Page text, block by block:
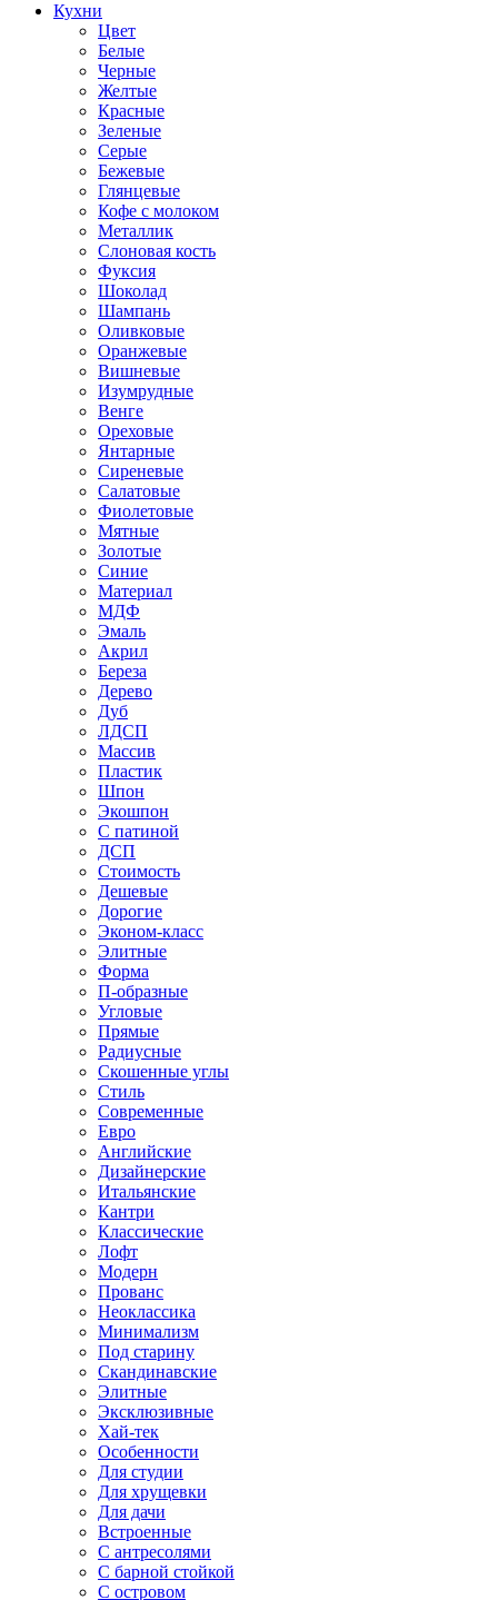
Кухни
Цвет
Белые
Черные
Желтые
Красные
Зеленые
Серые
Бежевые
Глянцевые
Кофе с молоком
Металлик
Слоновая кость
Фуксия
Шоколад
Шампань
Оливковые
Оранжевые
Вишневые
Изумрудные
Венге
Ореховые
Янтарные
Сиреневые
Салатовые
Фиолетовые
Мятные
Золотые
Синие
Материал
МДФ
Эмаль
Акрил
Береза
Дерево
Дуб
ЛДСП
Массив
Пластик
Шпон
Экошпон
С патиной
ДСП
Стоимость
Дешевые
Дорогие
Эконом-класс
Элитные
Форма
П-образные
Угловые
Прямые
Радиусные
Скошенные углы
Стиль
Современные
Евро
Английские
Дизайнерские
Итальянские
Кантри
Классические
Лофт
Модерн
Прованс
Неоклассика
Минимализм
Под старину
Скандинавские
Элитные
Эксклюзивные
Хай-тек
Особенности
Для студии
Для хрущевки
Для дачи
Встроенные
С антресолями
С барной стойкой
С островом